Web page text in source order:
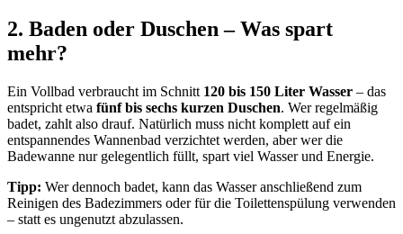
2. Baden oder Duschen – Was spart
mehr?
Ein Vollbad verbraucht im Schnitt 120 bis 150 Liter Wasser – das
entspricht etwa fünf bis sechs kurzen Duschen. Wer regelmäßig
badet, zahlt also drauf. Natürlich muss nicht komplett auf ein
entspannendes Wannenbad verzichtet werden, aber wer die
Badewanne nur gelegentlich füllt, spart viel Wasser und Energie.
Tipp: Wer dennoch badet, kann das Wasser anschließend zum
Reinigen des Badezimmers oder für die Toilettenspülung verwenden
– statt es ungenutzt abzulassen.